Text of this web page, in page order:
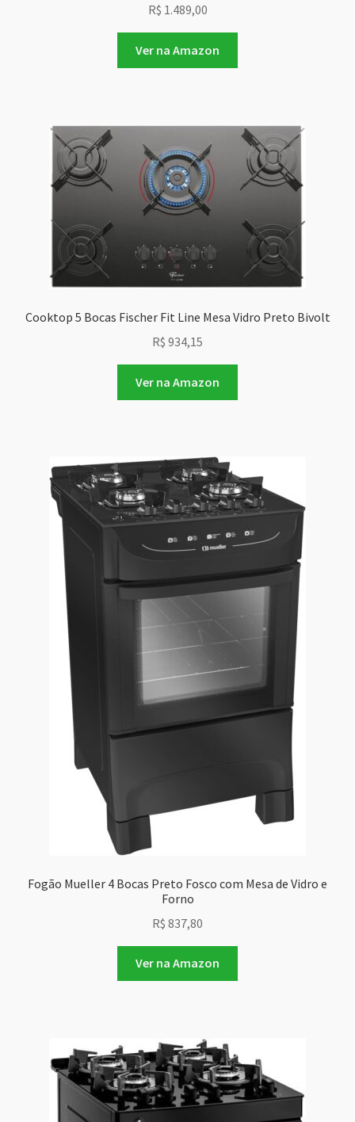
R$ 1.489,00
Ver na Amazon
Cooktop 5 Bocas Fischer Fit Line Mesa Vidro Preto Bivolt
R$ 934,15
Ver na Amazon
Fogão Mueller 4 Bocas Preto Fosco com Mesa de Vidro e
Forno
R$ 837,80
Ver na Amazon